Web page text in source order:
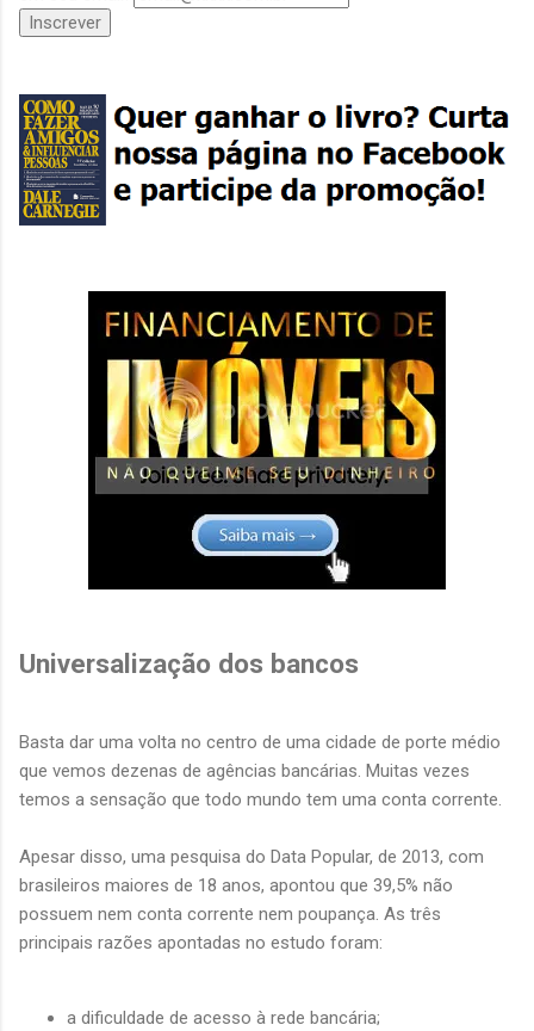
Universalização dos bancos
Basta dar uma volta no centro de uma cidade de porte médio
que vemos dezenas de agências bancárias. Muitas vezes
temos a sensação que todo mundo tem uma conta corrente.
Apesar disso, uma pesquisa do Data Popular, de 2013, com
brasileiros maiores de 18 anos, apontou que 39,5% não
possuem nem conta corrente nem poupança. As três
principais razões apontadas no estudo foram:
a dificuldade de acesso à rede bancária;